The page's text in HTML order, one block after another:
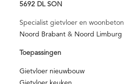
5692 DL SON
Specialist gietvloer en woonbeton
Noord Brabant & Noord Limburg
Toepassingen
Gietvloer nieuwbouw